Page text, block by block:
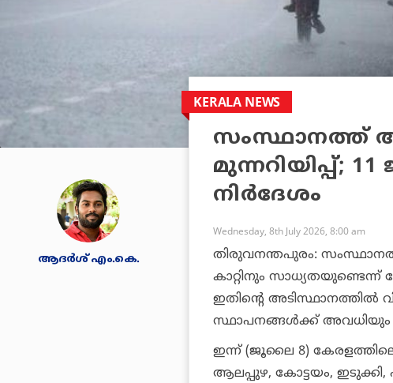
ആദർശ് എം.കെ.
KERALA NEWS
സംസ്ഥാനത്ത്
മുന്നറിയിപ്പ്;
നിര്‍ദേശം
Wednesday, 8th July 2026, 8:00 am
തിരുവനന്തപുരം:
കാറ്റിനും സാധ്യതയുണ്ടെന്ന്
ഇതിന്റെ അടിസ്ഥാനത്തില്‍
സ്ഥാപനങ്ങള്‍ക്ക് അവധിയും
ഇന്ന് (ജൂലൈ 8) കേരളത്തിലെ
ആലപ്പുഴ, കോട്ടയം,